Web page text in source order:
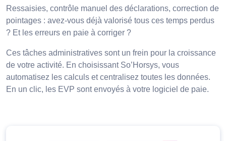
Ressaisies, contrôle manuel des déclarations, correction de
pointages : avez-vous déjà valorisé tous ces temps perdus
? Et les erreurs en paie à corriger ?
Ces tâches administratives sont un frein pour la croissance
de votre activité. En choisissant So’Horsys, vous
automatisez les calculs et centralisez toutes les données.
En un clic, les EVP sont envoyés à votre logiciel de paie.